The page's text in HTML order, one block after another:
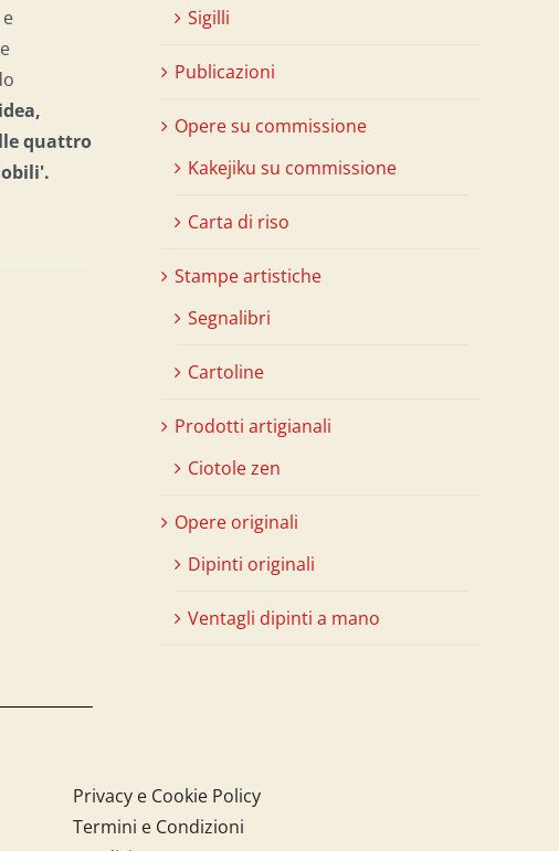
quattro
Sigilli
Publicazioni
Opere su commissione
Kakejiku su commissione
Carta di riso
Stampe artistiche
Segnalibri
Cartoline
Prodotti artigianali
Ciotole zen
Opere originali
Dipinti originali
Ventagli dipinti a mano
Privacy e Cookie Policy
Termini e Condizioni